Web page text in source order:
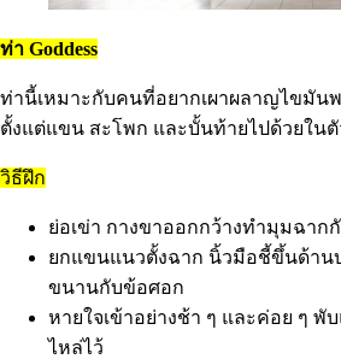
ท่า Goddess
ท่านี้เหมาะกับคนที่อยากเผาผลาญไขมัน
ตั้งแต่แขน สะโพก และบั้นท้ายไปด้วยในตั
วิธีฝึก
ย่อเข่า กางขาออกกว้างทำมุมฉาก
ยกแขนแนวตั้งฉาก นิ้วมือชี้ขึ้นด้าน
ขนานกับข้อศอก
หายใจเข้าอย่างช้า ๆ และค่อย ๆ พั
ไหล่ไว้